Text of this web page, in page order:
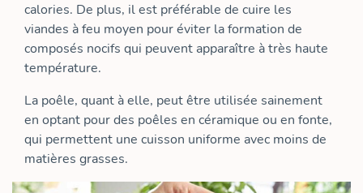
calories. De plus, il est préférable de cuire les
viandes à feu moyen pour éviter la formation de
composés nocifs qui peuvent apparaître à très haute
température.
La poêle, quant à elle, peut être utilisée sainement
en optant pour des poêles en céramique ou en fonte,
qui permettent une cuisson uniforme avec moins de
matières grasses.